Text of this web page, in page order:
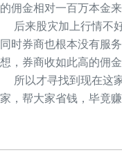
的佣金相对一百万本金
后来股灾加上行情不
同时券商也根本没有服
想，券商收如此高的佣
所以才寻找到现在这
家，帮大家省钱，毕竟